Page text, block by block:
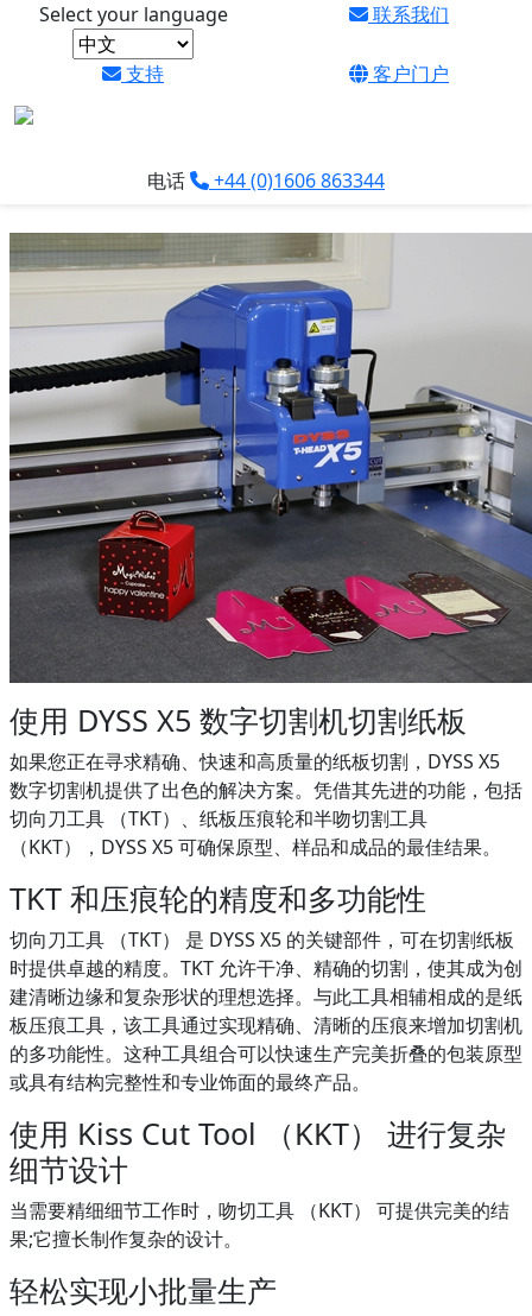
Select your language 联系我们
支持 客户门户
电话 +44 (0)1606 863344
为什么 DYSS X5 如此擅长切割用
于包装的纸板？
半吻切割工具 （KKT），DYSS X5 可确保原型、样品和成品
的最佳结果。
使用 DYSS X5 数字切割机切割纸板
如果您正在寻求精确、快速和高质量的纸板切割，DYSS X5
数字切割机提供了出色的解决方案。凭借其先进的功能，包括
切向刀工具 （TKT）、纸板压痕轮和半吻切割工具
（KKT），DYSS X5 可确保原型、样品和成品的最佳结果。
TKT 和压痕轮的精度和多功能性
切向刀工具 （TKT） 是 DYSS X5 的关键部件，可在切割纸板
时提供卓越的精度。TKT 允许干净、精确的切割，使其成为创
建清晰边缘和复杂形状的理想选择。与此工具相辅相成的是纸
板压痕工具，该工具通过实现精确、清晰的压痕来增加切割机
的多功能性。这种工具组合可以快速生产完美折叠的包装原型
或具有结构完整性和专业饰面的最终产品。
使用 Kiss Cut Tool （KKT） 进行复杂
细节设计
当需要精细细节工作时，吻切工具 （KKT） 可提供完美的结
果;它擅长制作复杂的设计。
轻松实现小批量生产